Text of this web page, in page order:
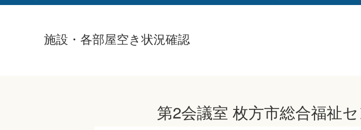
施設・各部屋空き状況確認
第2会議室 枚方市総合福祉